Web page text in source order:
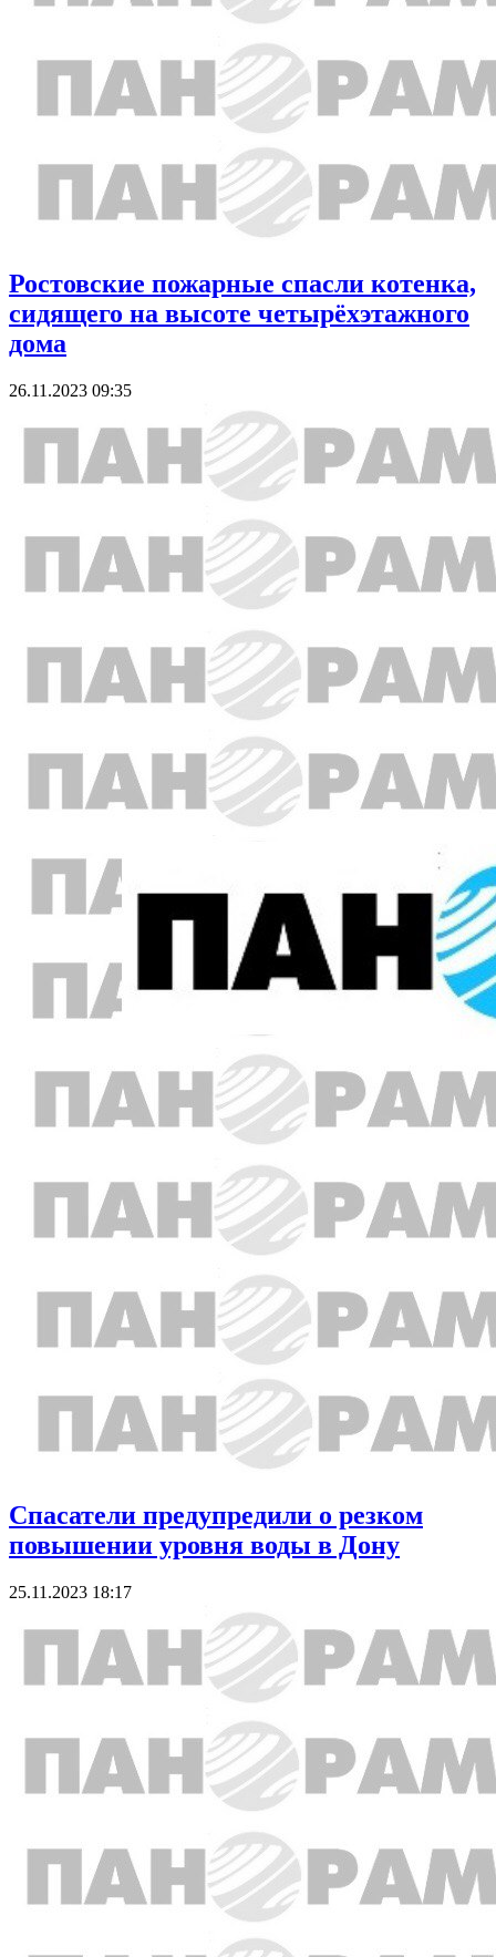
Ростовские пожарные спасли котенка,
сидящего на высоте четырёхэтажного
дома
26.11.2023 09:35
Спасатели предупредили о резком
повышении уровня воды в Дону
25.11.2023 18:17